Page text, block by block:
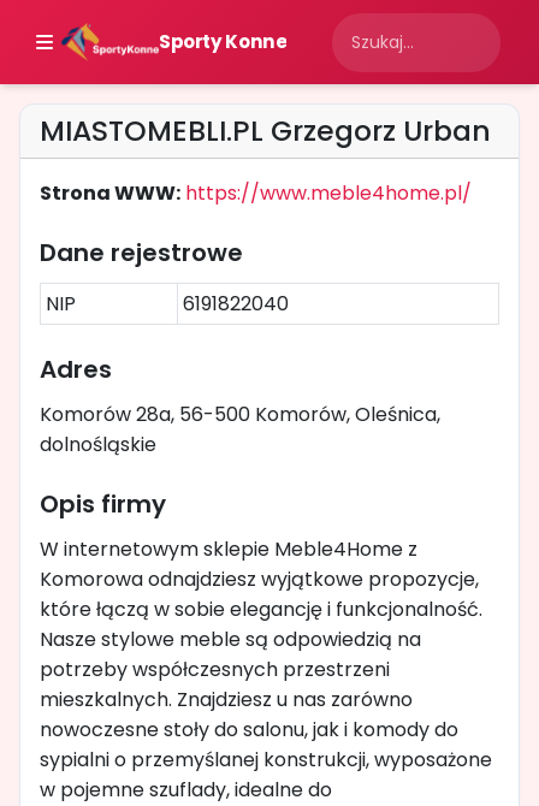
Sporty Konne
MIASTOMEBLI.PL Grzegorz Urban
Strona WWW: https://www.meble4home.pl/
Dane rejestrowe
NIP 6191822040
Adres
Komorów 28a, 56-500 Komorów, Oleśnica,
dolnośląskie
Opis firmy
W internetowym sklepie Meble4Home z
Komorowa odnajdziesz wyjątkowe propozycje,
które łączą w sobie elegancję i funkcjonalność.
Nasze stylowe meble są odpowiedzią na
potrzeby współczesnych przestrzeni
mieszkalnych. Znajdziesz u nas zarówno
nowoczesne stoły do salonu, jak i komody do
sypialni o przemyślanej konstrukcji, wyposażone
w pojemne szuflady, idealne do